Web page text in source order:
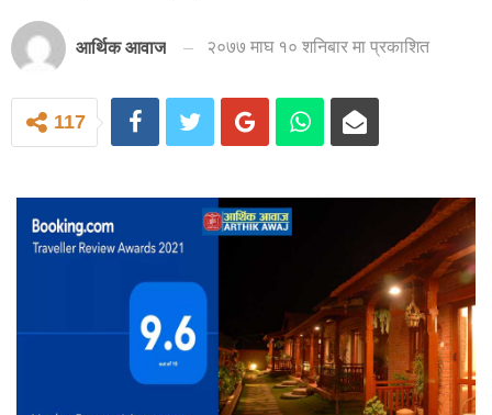
आर्थिक आवाज २०७७ माघ १० शनिबार मा प्रकाशित
117